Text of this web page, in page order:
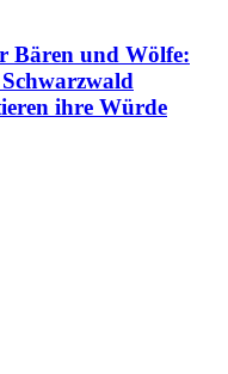
Bären und Wölfe:
ihre Würde